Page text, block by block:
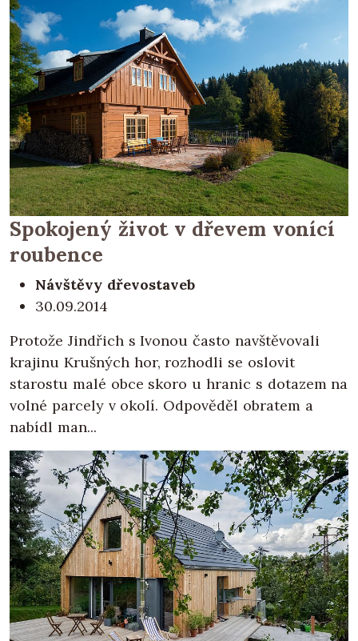
Spokojený život v dřevem vonící
roubence
Návštěvy dřevostaveb
30.09.2014
Protože Jindřich s Ivonou často navštěvovali
krajinu Krušných hor, rozhodli se oslovit
starostu malé obce skoro u hranic s dotazem na
volné parcely v okolí. Odpověděl obratem a
nabídl man...